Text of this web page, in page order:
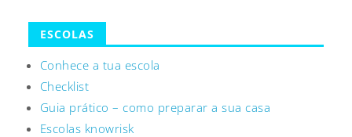
ESCOLAS
Conhece a tua escola
Checklist
Guia prático – como preparar a sua casa
Escolas knowrisk